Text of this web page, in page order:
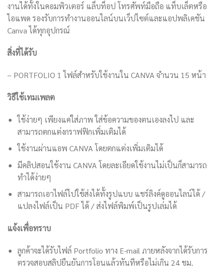
งานได้ทั้งในคอมพิวเตอร์ แล็บท็อป โทรศัพท์มือถือ แท็บเล็ตหรือ
ไอแพด รองรับการทำงานออนไลน์บนเว็ปไซต์และแอปพลิเคชัน
Canva ได้ทุกอุปกรณ์
สิ่งที่ได้รับ
– PORTFOLIO 1 ไฟล์สำหรับใช้งานใน CANVA จำนวน 15 หน้า
วิธีใช้เทมเพลต
ใช้ง่ายๆ เพียงแค่ใส่ภาพ ใส่ข้อความของตนเองลงไป และ
สามารถตกแต่งกราฟฟิกเพิ่มเติมได้
ใช้งานผ่านแอพ CANVA โดยตกแต่งเพิ่มเติมได้
มีคลิปสอนใช้งาน CANVA โดยละเอียดใช้งานไม่เป็นก็สามารถ
ทำได้ง่ายๆ
สามารถเอาไฟล์ไปใช้ส่งได้ทั้งรูปแบบ แชร์ลิงค์ดูออนไลน์ได้ /
แปลงไฟล์เป็น PDF ได้ / ส่งไฟล์พิมพ์เป็นรูปเล่มได้
แจ้งเพื่อทราบ
ลูกค้าจะได้รับไฟล์ Portfolio ทาง E-mail ภายหลังจากได้รับการ
ตรวจสอบสลิปยืนยันการโอนแล้วทันทีหรือไม่เกิน 24 ชม.